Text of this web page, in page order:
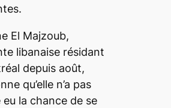
El Majzoub,
libanaise résidant
depuis août,
qu’elle n’a pas
eu la chance de se